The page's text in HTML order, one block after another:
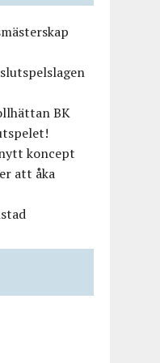
BK
koncept
att åka